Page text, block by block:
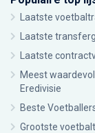
Laatste
Laatste
Laatste
Meest
Eredivisie
Beste
Grootste